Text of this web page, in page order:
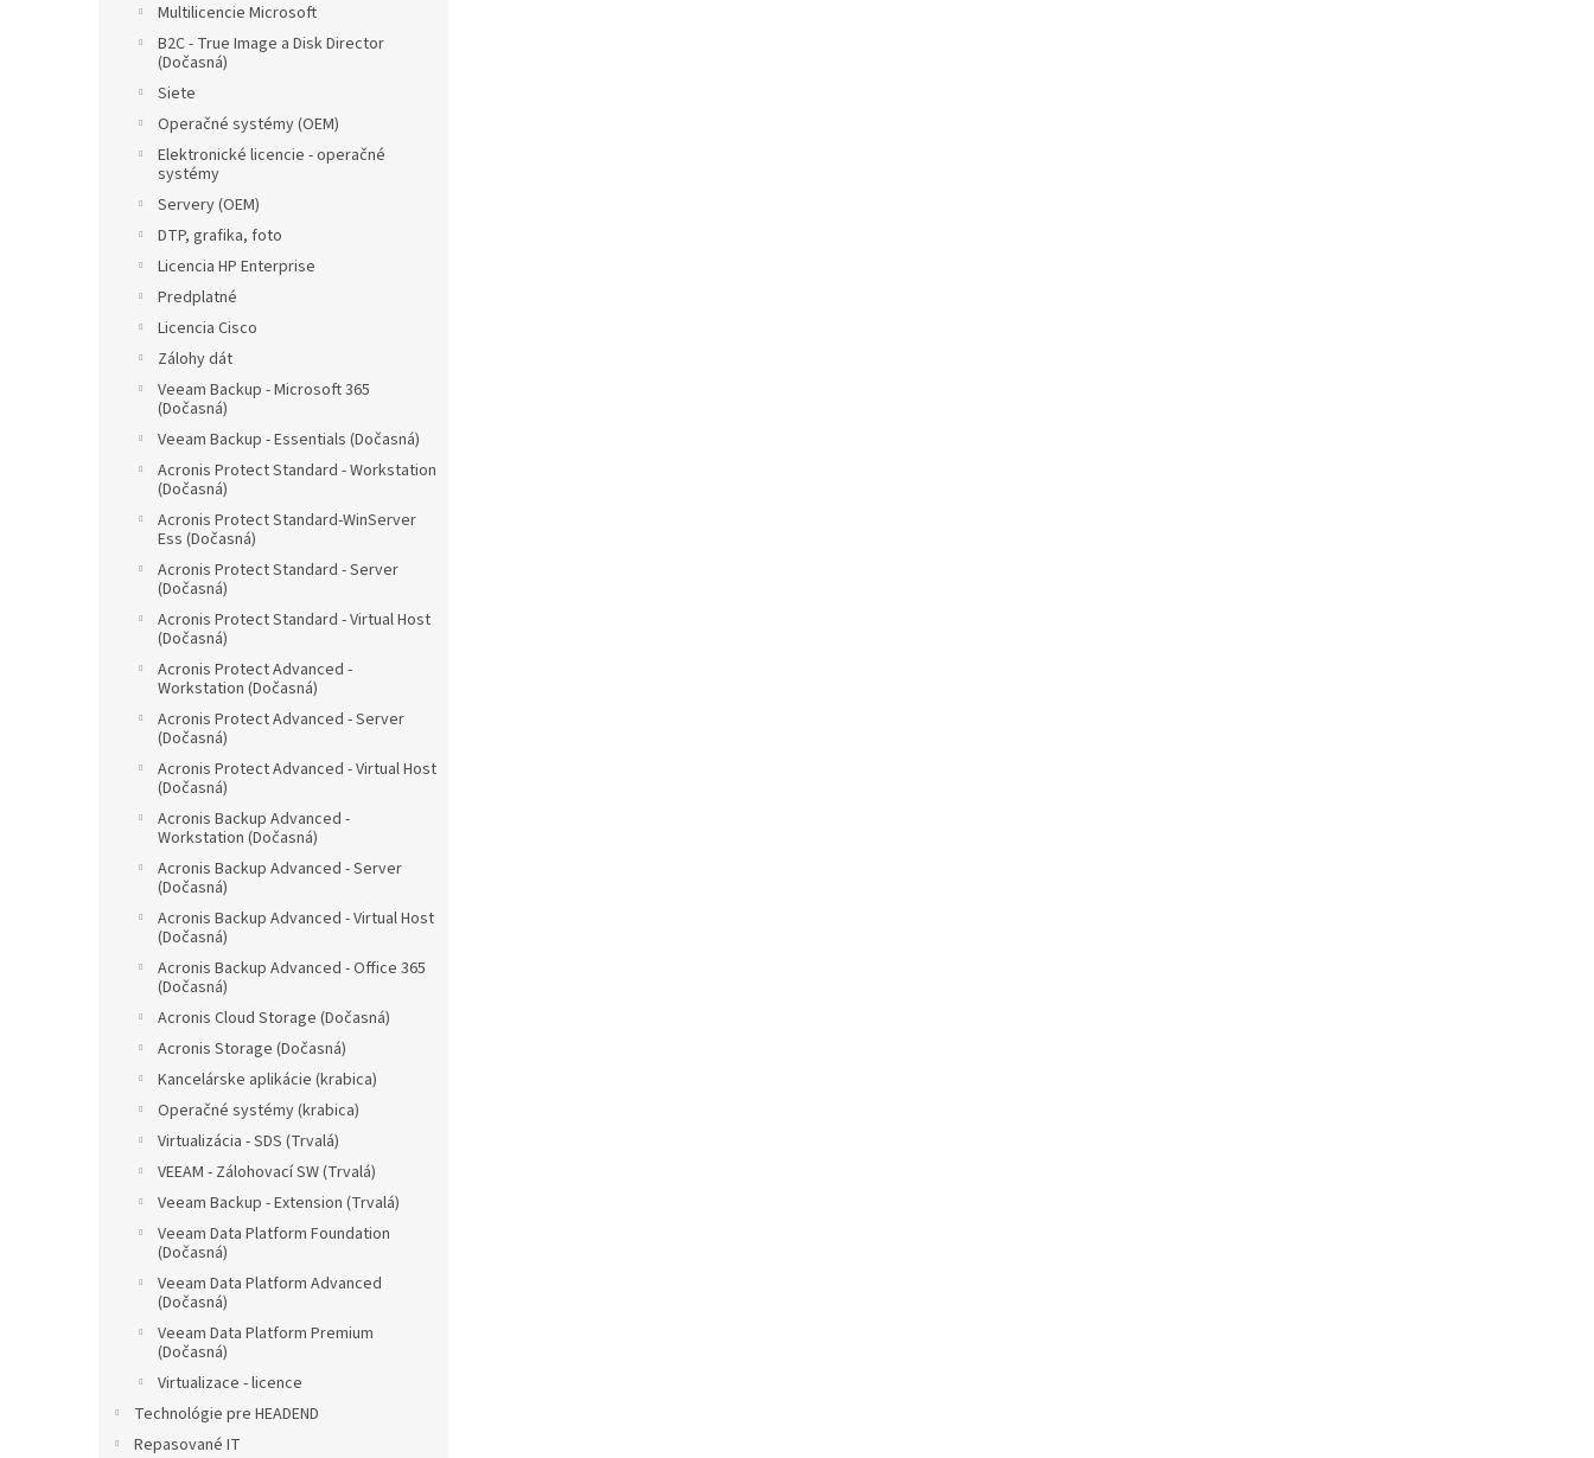
Multilicencie Microsoft
B2C - True Image a Disk Director
(Dočasná)
Siete
Operačné systémy (OEM)
Elektronické licencie - operačné
systémy
Servery (OEM)
DTP, grafika, foto
Licencia HP Enterprise
Predplatné
Licencia Cisco
Zálohy dát
Veeam Backup - Microsoft 365
(Dočasná)
Veeam Backup - Essentials (Dočasná)
Acronis Protect Standard - Workstation
(Dočasná)
Acronis Protect Standard-WinServer
Ess (Dočasná)
Acronis Protect Standard - Server
(Dočasná)
Acronis Protect Standard - Virtual Host
(Dočasná)
Acronis Protect Advanced -
Workstation (Dočasná)
Acronis Protect Advanced - Server
(Dočasná)
Acronis Protect Advanced - Virtual Host
(Dočasná)
Acronis Backup Advanced -
Workstation (Dočasná)
Acronis Backup Advanced - Server
(Dočasná)
Acronis Backup Advanced - Virtual Host
(Dočasná)
Acronis Backup Advanced - Office 365
(Dočasná)
Acronis Cloud Storage (Dočasná)
Acronis Storage (Dočasná)
Kancelárske aplikácie (krabica)
Operačné systémy (krabica)
Virtualizácia - SDS (Trvalá)
VEEAM - Zálohovací SW (Trvalá)
Veeam Backup - Extension (Trvalá)
Veeam Data Platform Foundation
(Dočasná)
Veeam Data Platform Advanced
(Dočasná)
Veeam Data Platform Premium
(Dočasná)
Virtualizace - licence
Technológie pre HEADEND
Repasované IT